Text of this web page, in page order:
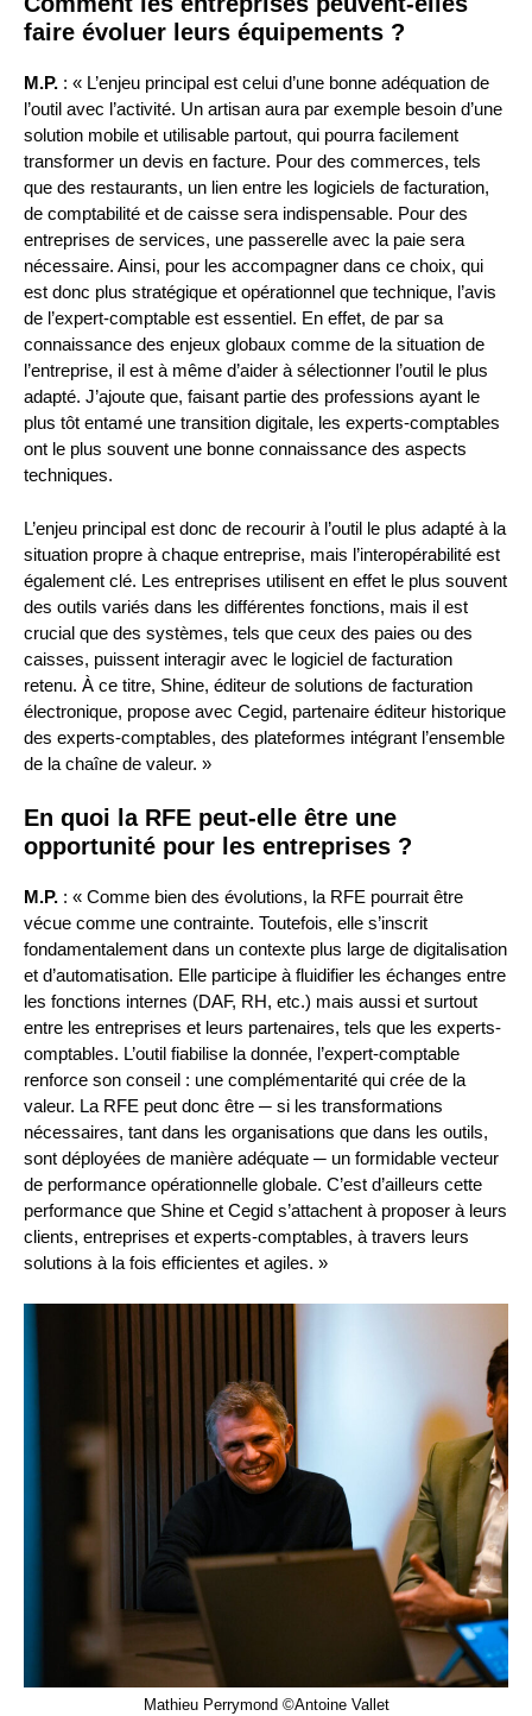
faire évoluer leurs équipements ?
M.P. : « L’enjeu principal est celui d’une bonne adéquation de
l’outil avec l’activité. Un artisan aura par exemple besoin d’une
solution mobile et utilisable partout, qui pourra facilement
transformer un devis en facture. Pour des commerces, tels
que des restaurants, un lien entre les logiciels de facturation,
de comptabilité et de caisse sera indispensable. Pour des
entreprises de services, une passerelle avec la paie sera
nécessaire. Ainsi, pour les accompagner dans ce choix, qui
est donc plus stratégique et opérationnel que technique, l’avis
de l’expert-comptable est essentiel. En effet, de par sa
connaissance des enjeux globaux comme de la situation de
l’entreprise, il est à même d’aider à sélectionner l’outil le plus
adapté. J’ajoute que, faisant partie des professions ayant le
plus tôt entamé une transition digitale, les experts-comptables
ont le plus souvent une bonne connaissance des aspects
techniques.
L’enjeu principal est donc de recourir à l’outil le plus adapté à la
situation propre à chaque entreprise, mais l’interopérabilité est
également clé. Les entreprises utilisent en effet le plus souvent
des outils variés dans les différentes fonctions, mais il est
crucial que des systèmes, tels que ceux des paies ou des
caisses, puissent interagir avec le logiciel de facturation
retenu. À ce titre, Shine, éditeur de solutions de facturation
électronique, propose avec Cegid, partenaire éditeur historique
des experts-comptables, des plateformes intégrant l’ensemble
de la chaîne de valeur. »
En quoi la RFE peut-elle être une
opportunité pour les entreprises ?
M.P. : « Comme bien des évolutions, la RFE pourrait être
vécue comme une contrainte. Toutefois, elle s’inscrit
fondamentalement dans un contexte plus large de digitalisation
et d’automatisation. Elle participe à fluidifier les échanges entre
les fonctions internes (DAF, RH, etc.) mais aussi et surtout
entre les entreprises et leurs partenaires, tels que les experts-
comptables. L’outil fiabilise la donnée, l’expert-comptable
renforce son conseil : une complémentarité qui crée de la
valeur. La RFE peut donc être ─ si les transformations
nécessaires, tant dans les organisations que dans les outils,
sont déployées de manière adéquate ─ un formidable vecteur
de performance opérationnelle globale. C’est d’ailleurs cette
performance que Shine et Cegid s’attachent à proposer à leurs
clients, entreprises et experts-comptables, à travers leurs
solutions à la fois efficientes et agiles. »
Mathieu Perrymond ©Antoine Vallet